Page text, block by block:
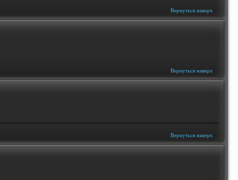
Вернуться наверх
Вернуться наверх
Вернуться наверх